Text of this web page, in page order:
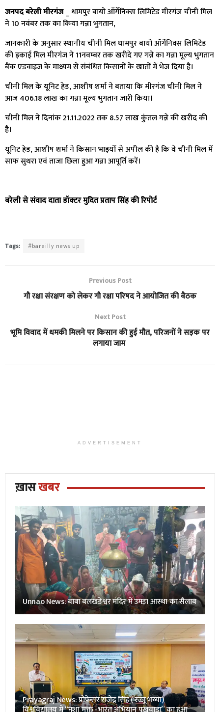
जनपद बरेली मीरगंज_ धामपुर बायो ऑर्गेनिक्स लिमिटेड मीरगंज चीनी मिल
ने 10 नवंबर तक का किया गन्ना भुगतान,
जानकारी के अनुसार स्थानीय चीनी मिल धामपुर बायो ऑर्गेनिक्स लिमिटेड
की इकाई मिल मीरगंज ने 11नवम्बर तक खरीदे गए गन्ने का गन्ना मूल्य भुगतान
बैंक एडवाइज के माध्यम से संबंधित किसानों के खातों में भेज दिया है।
चीनी मिल के यूनिट हेड, आशीष शर्मा ने बताया कि मीरगंज चीनी मिल ने
आज 406.18 लाख का गन्ना मूल्य भुगतान जारी किया।
चीनी मिल ने दिनांक 21.11.2022 तक 8.57 लाख कुंतल गन्ने की खरीद की
है।
यूनिट हेड, आशीष शर्मा ने किसान भाइयों से अपील की है कि वे चीनी मिल में
साफ सुथरा एवं ताजा छिला हुआ गन्ना आपूर्ति करें।
बरेली से संवाद दाता डॉक्टर मुदित प्रताप सिंह की रिपोर्ट
Tags: #bareilly news up
Previous Post
गौ रक्षा संरक्षण को लेकर गौ रक्षा परिषद ने आयोजित की बैठक
Next Post
भूमि विवाद में धमकी मिलने पर किसान की हुई मौत, परिजनों ने सड़क पर
लगाया जाम
ADVERTISEMENT
ख़ासखबर
Unnao News: बाबा बलखंडेश्वर मंदिर में उमड़ा आस्था का सैलाब
Prayagraj News: प्रोफेसर राजेंद्र सिंह ( रज्जू भय्या)